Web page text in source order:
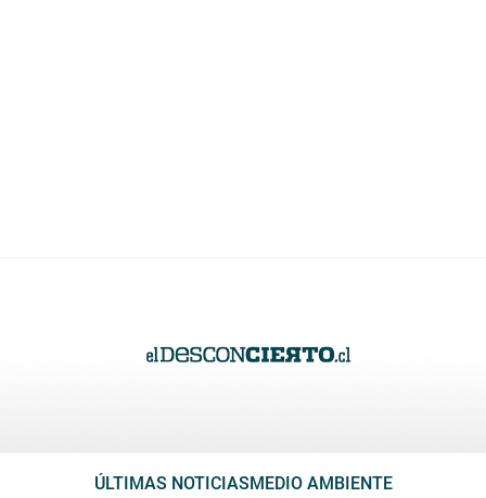
ÚLTIMAS NOTICIASMEDIO AMBIENTE